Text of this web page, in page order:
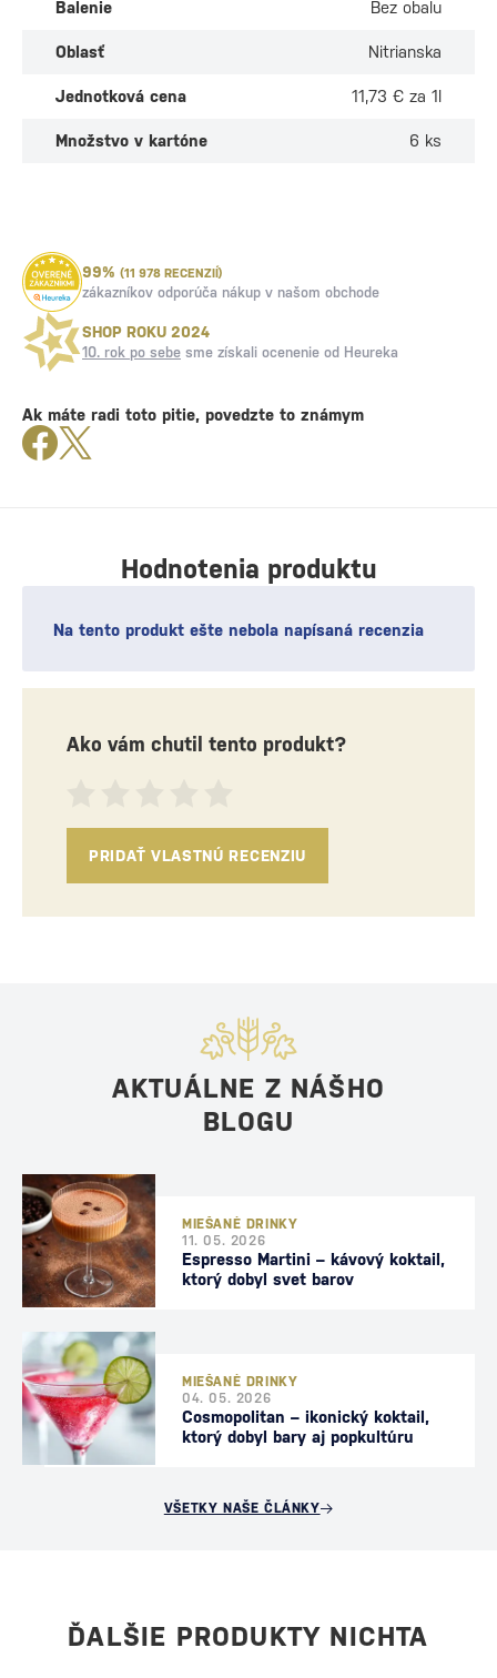
Balenie Bez obalu
Oblasť Nitrianska
Jednotková cena 11,73 € za 1l
Množstvo v kartóne 6 ks
Hodnotenia produktu
Na tento produkt ešte nebola napísaná recenzia
Ako vám chutil tento produkt?
PRIDAŤ VLASTNÚ RECENZIU
99% (11 978 RECENZIÍ)
zákazníkov odporúča nákup v našom obchode
SHOP ROKU 2024
10. rok po sebe sme získali ocenenie od Heureka
Ak máte radi toto pitie, povedzte to známym
AKTUÁLNE Z NÁŠHO
BLOGU
MIEŠANÉ DRINKY
11. 05. 2026
Espresso Martini – kávový koktail,
ktorý dobyl svet barov
MIEŠANÉ DRINKY
04. 05. 2026
Cosmopolitan – ikonický koktail,
ktorý dobyl bary aj popkultúru
VŠETKY NAŠE ČLÁNKY
ĎALŠIE PRODUKTY NICHTA